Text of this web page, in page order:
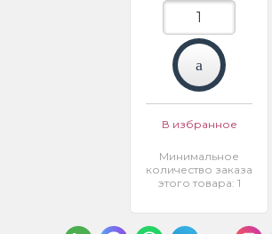
В избранное
Минимальное
количество заказа
этого товара: 1